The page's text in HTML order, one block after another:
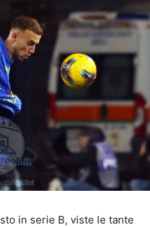
in serie B, viste le tante